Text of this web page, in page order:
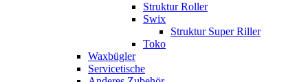
Struktur Roller
Swix
Struktur Super Riller
Toko
Waxbügler
Servicetische